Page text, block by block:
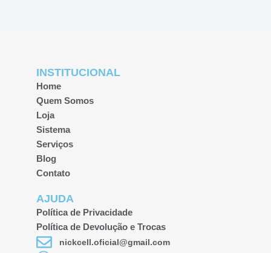
INSTITUCIONAL
Home
Quem Somos
Loja
Sistema
Serviços
Blog
Contato
AJUDA
Política de Privacidade
Política de Devolução e Trocas
nickcell.oficial@gmail.com